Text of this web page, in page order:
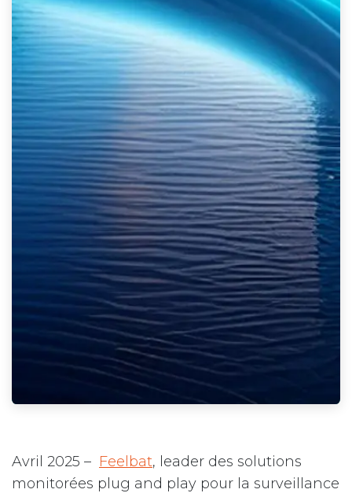
Avril 2025 – Feelbat, leader des solutions
monitorées plug and play pour la surveillance